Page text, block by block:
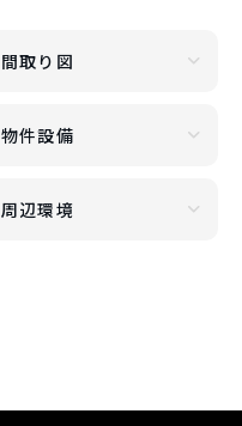
間取り図
物件設備
周辺環境